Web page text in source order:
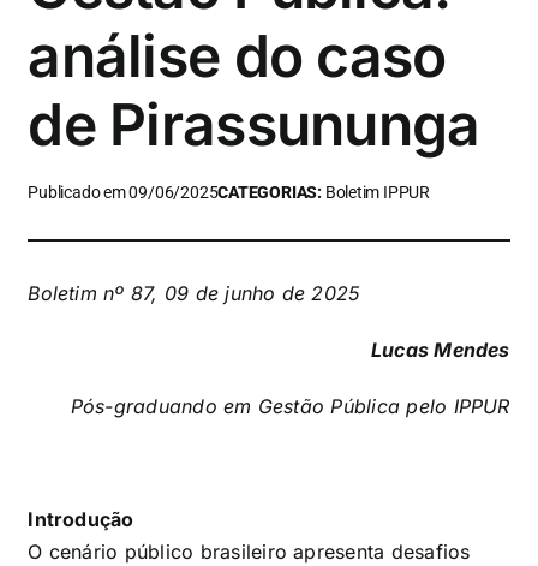
análise do caso
de Pirassununga
Publicado em 09/06/2025CATEGORIAS: Boletim IPPUR
Boletim nº 87, 09 de junho de 2025
Lucas Mendes
Pós-graduando em Gestão Pública pelo IPPUR
Introdução
O cenário público brasileiro apresenta desafios